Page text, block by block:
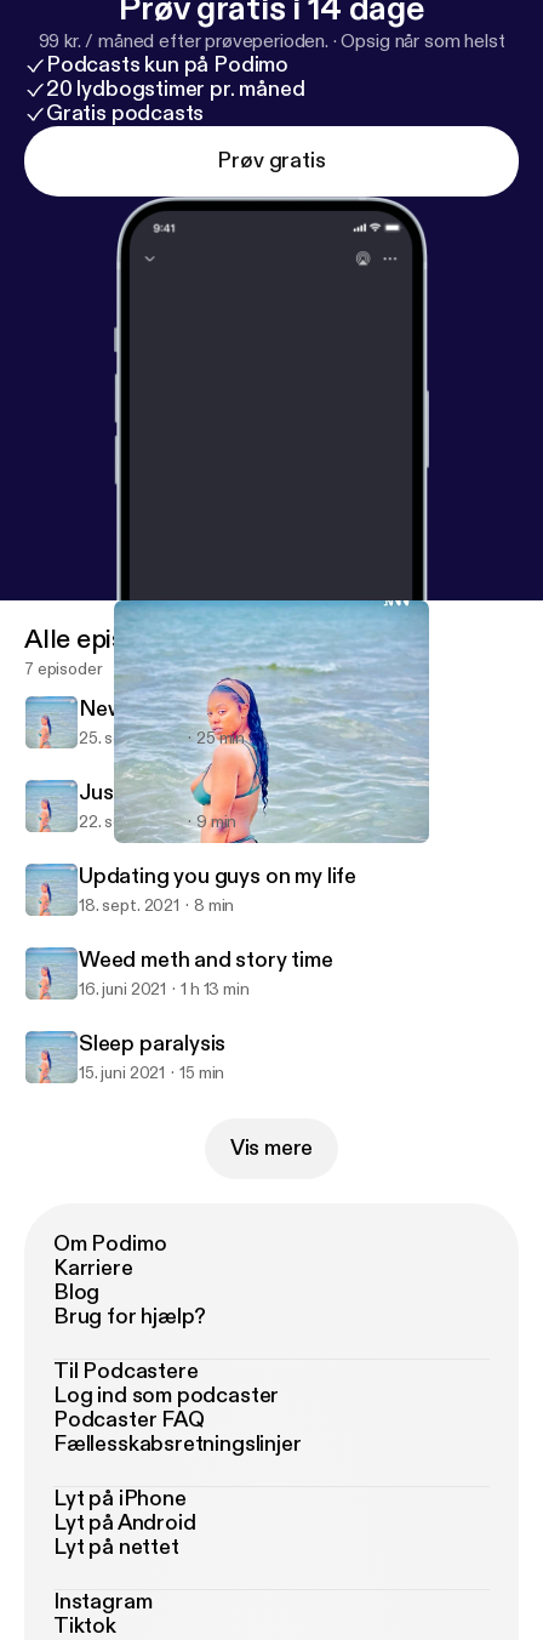
Prøv gratis i 14 dage
99 kr. / måned efter prøveperioden. ·Opsig når som helst
Podcasts kun på Podimo
20 lydbogstimer pr. måned
Gratis podcasts
Prøv gratis
Lana looney
Alle episoder
7 episoder
News
25. sept. 2021 25 min
Justine Johnson story
22. sept. 2021 9 min
Updating you guys on my life
18. sept. 2021 8 min
Weed meth and story time
16. juni 2021 1 h 13 min
Sleep paralysis
15. juni 2021 15 min
Vis mere
Om Podimo
Karriere
Blog
Brug for hjælp?
Til Podcastere
Log ind som podcaster
Podcaster FAQ
Fællesskabsretningslinjer
Lyt på iPhone
Lyt på Android
Lyt på nettet
Instagram
Tiktok